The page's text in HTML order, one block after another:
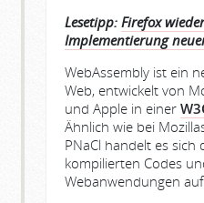
Lesetipp: Firefox
Implementierung
WebAssembly ist ein
Web, entwickelt von
und Apple in einer
Ähnlich wie bei
PNaCl handelt es sich
kompilierten Codes
Webanwendungen